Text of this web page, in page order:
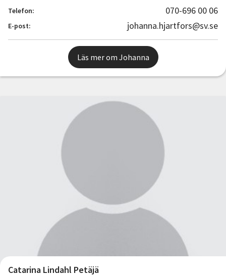
Telefon:
070-696 00 06
E-post: johanna.hjartfors@sv.se
Läs mer om Johanna
Catarina Lindahl Petäjä